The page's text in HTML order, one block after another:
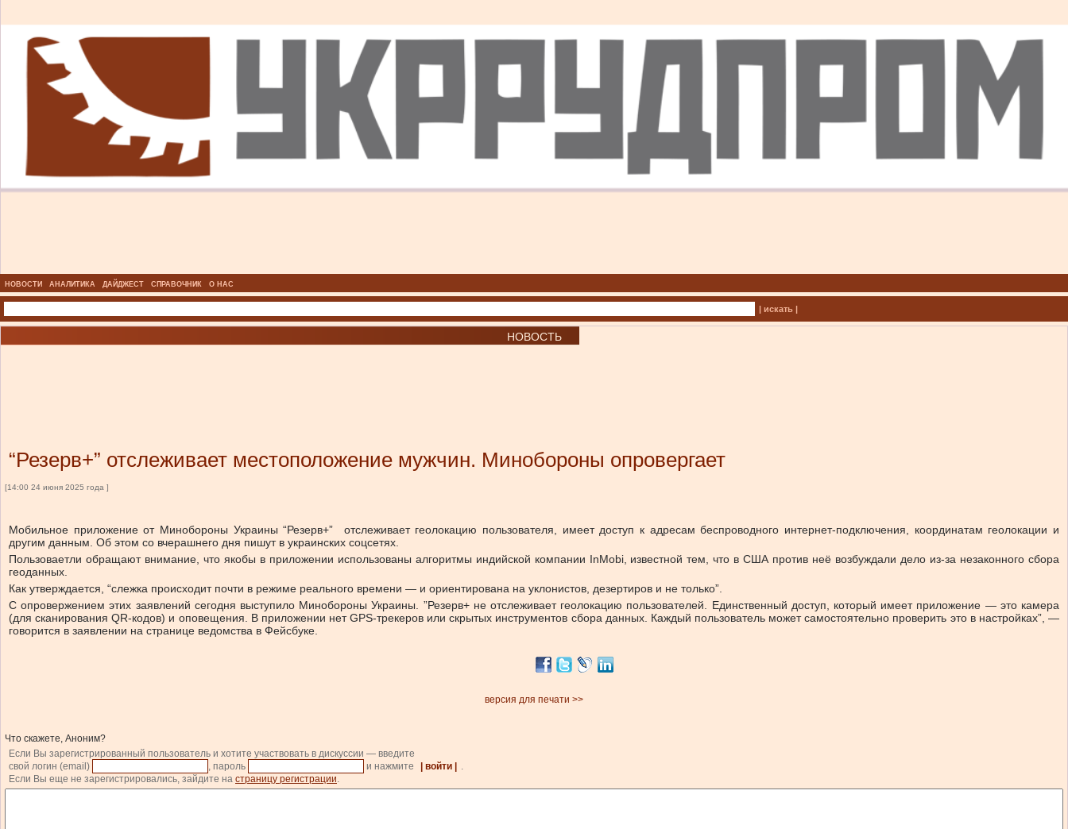
НОВОСТИ АНАЛИТИКА ДАЙДЖЕСТ СПРАВОЧНИК О НАС
| искать |
НОВОСТЬ
“Резерв+” отслеживает местоположение мужчин. Минобороны опровергает
[14:00 24 июня 2025 года ]
Мобильное приложение от Минобороны Украины “Резерв+” отслеживает геолокацию пользователя, имеет доступ к адресам беспроводного интернет-подключения, координатам геолокации и
другим данным. Об этом со вчерашнего дня пишут в украинских соцсетях.
Пользоваетли обращают внимание, что якобы в приложении использованы алгоритмы индийской компании InMobi, известной тем, что в США против неё возбуждали дело из-за незаконного сбора
геоданных.
Как утверждается, “слежка происходит почти в режиме реального времени — и ориентирована на уклонистов, дезертиров и не только”.
С опровержением этих заявлений сегодня выступило Минобороны Украины. ”Резерв+ не отслеживает геолокацию пользователей. Единственный доступ, который имеет приложение — это камера
(для сканирования QR-кодов) и оповещения. В приложении нет GPS-трекеров или скрытых инструментов сбора данных. Каждый пользователь может самостоятельно проверить это в настройках”, —
говорится в заявлении на странице ведомства в Фейсбуке.
версия для печати >>
Что скажете, Аноним?
Если Вы зарегистрированный пользователь и хотите участвовать в дискуссии — введите
свой логин (email)
, пароль и нажмите | войти |
.
Если Вы еще не зарегистрировались, зайдите на страницу регистрации.